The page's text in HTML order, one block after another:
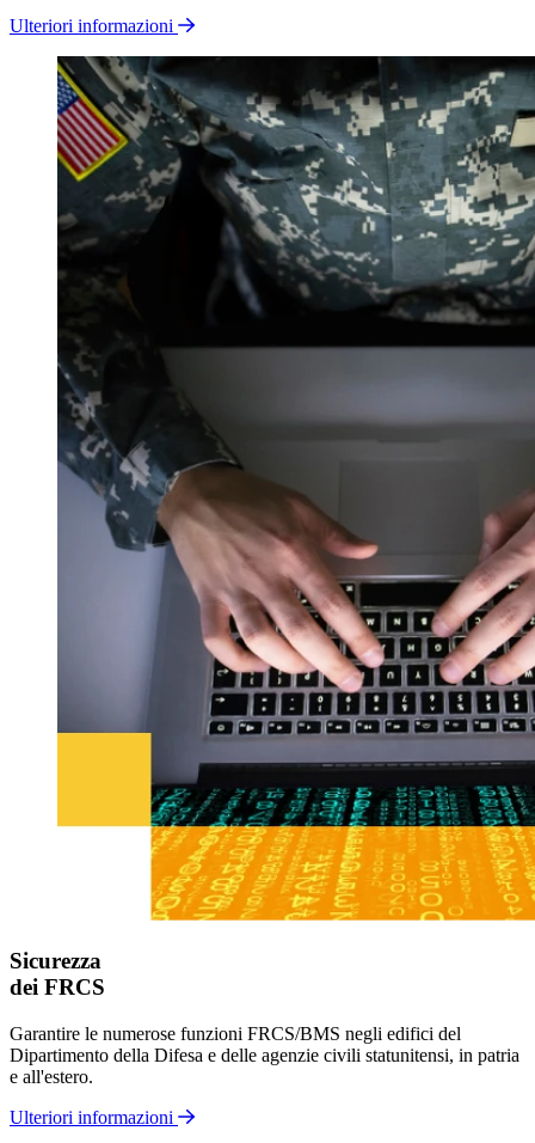
Ulteriori informazioni
Sicurezza
dei FRCS
Garantire le numerose funzioni FRCS/BMS negli edifici del
Dipartimento della Difesa e delle agenzie civili statunitensi, in patria
e all'estero.
Ulteriori informazioni